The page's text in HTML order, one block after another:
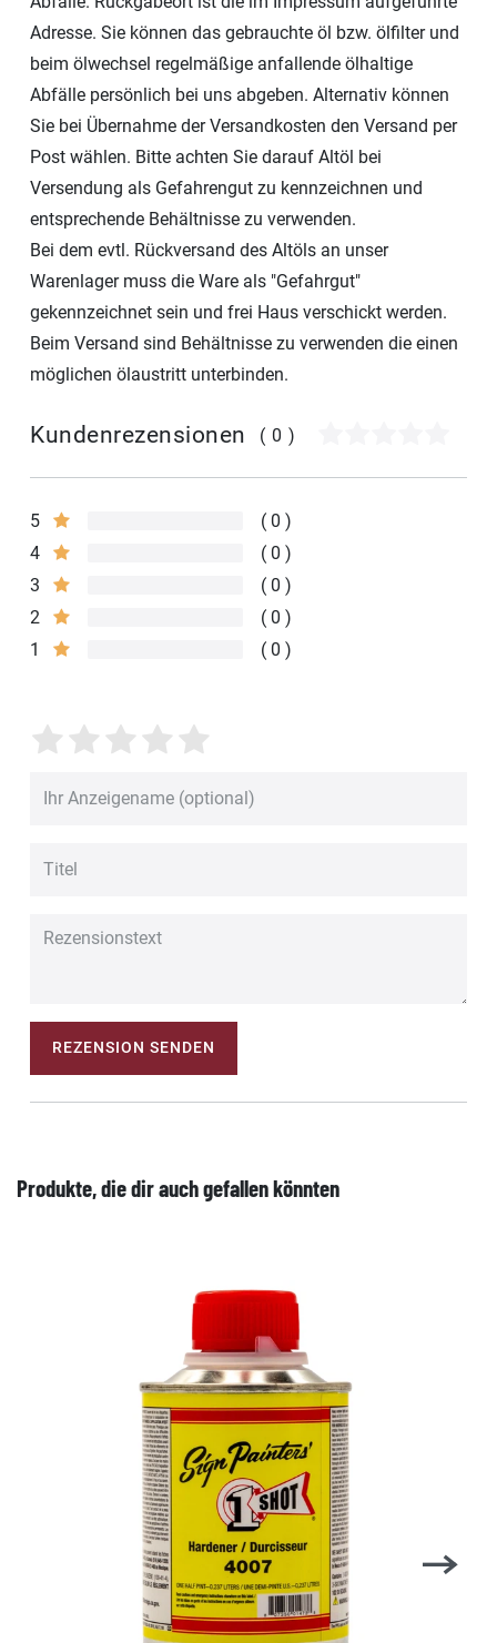
Adresse. Sie können das gebrauchte öl bzw. ölfilter und
beim ölwechsel regelmäßige anfallende ölhaltige
Abfälle persönlich bei uns abgeben. Alternativ können
Sie bei Übernahme der Versandkosten den Versand per
Post wählen. Bitte achten Sie darauf Altöl bei
Versendung als Gefahrengut zu kennzeichnen und
entsprechende Behältnisse zu verwenden.
Bei dem evtl. Rückversand des Altöls an unser
Warenlager muss die Ware als "Gefahrgut"
gekennzeichnet sein und frei Haus verschickt werden.
Beim Versand sind Behältnisse zu verwenden die einen
möglichen ölaustritt unterbinden.
Kundenrezensionen (0)
5
0
4
0
3
0
2
0
1
0
REZENSION SENDEN
Produkte, die dir auch gefallen könnten